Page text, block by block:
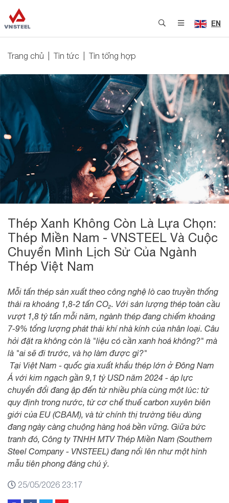
EN
Trang chủ Tin tức Tin tổng hợp
Thép Xanh Không Còn Là Lựa Chọn:
Thép Miền Nam - VNSTEEL Và Cuộc
Chuyển Mình Lịch Sử Của Ngành
Thép Việt Nam
Mỗi tấn thép sản xuất theo công nghệ lò cao truyền thống
thải ra khoảng 1,8-2 tấn CO₂. Với sản lượng thép toàn cầu
vượt 1,8 tỷ tấn mỗi năm, ngành thép đang chiếm khoảng
7-9% tổng lượng phát thải khí nhà kính của nhân loại. Câu
hỏi đặt ra không còn là "liệu có cần xanh hoá không?" mà
là "ai sẽ đi trước, và họ làm được gì?"
Tại Việt Nam - quốc gia xuất khẩu thép lớn ở Đông Nam
Á với kim ngạch gần 9,1 tỷ USD năm 2024 - áp lực
chuyển đổi đang ập đến từ nhiều phía cùng một lúc: từ
quy định trong nước, từ cơ chế thuế carbon xuyên biên
giới của EU (CBAM), và từ chính thị trường tiêu dùng
đang ngày càng chuộng hàng hoá bền vững. Giữa bức
tranh đó, Công ty TNHH MTV Thép Miền Nam (Southern
Steel Company - VNSTEEL) đang nổi lên như một hình
mẫu tiên phong đáng chú ý.
25/05/2026 23:17